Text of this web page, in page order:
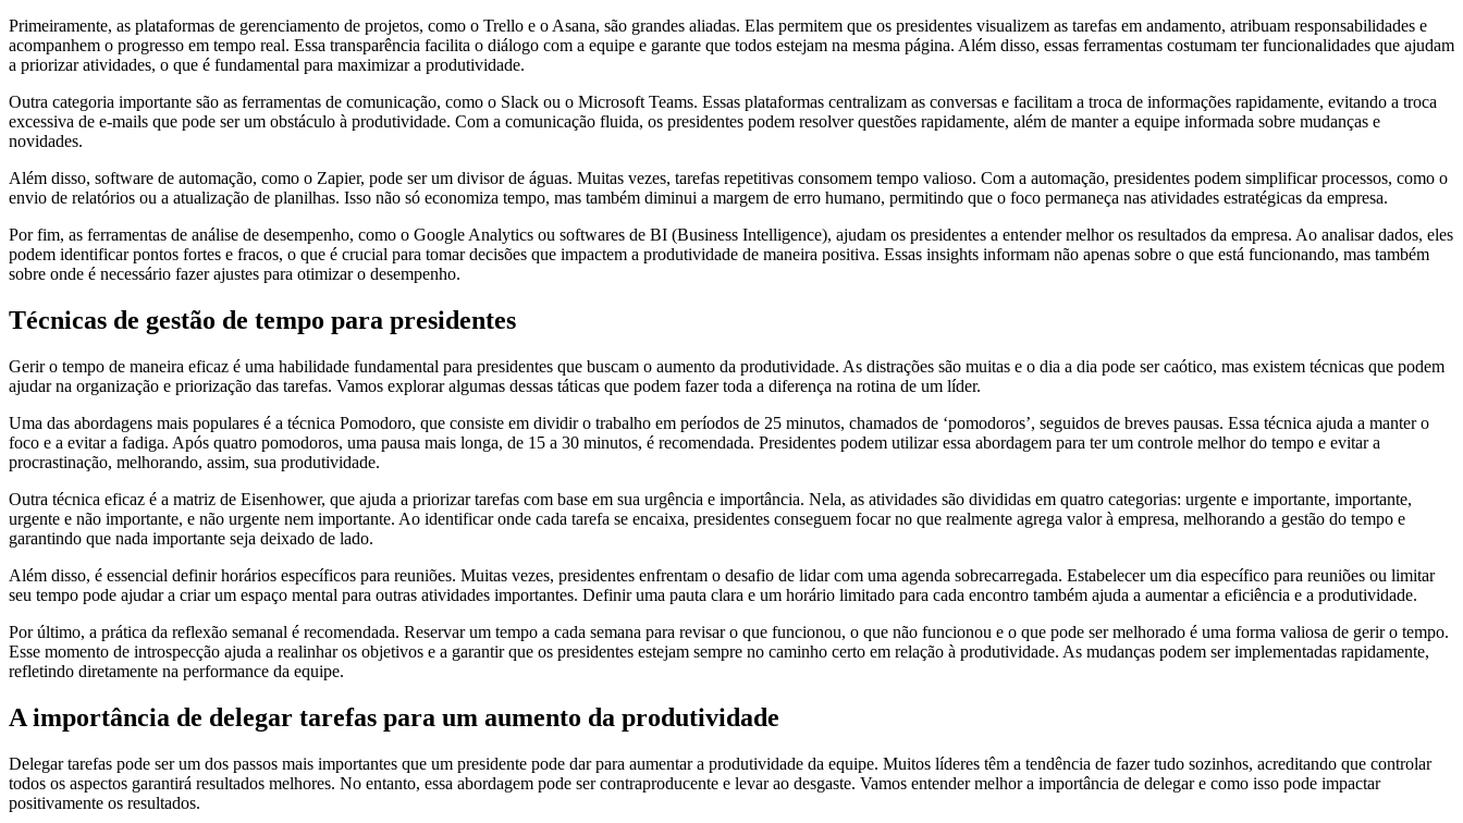
Primeiramente, as plataformas de gerenciamento de projetos, como o Trello e o Asana, são grandes aliadas. Elas permitem que os presidentes visualizem as tarefas em andamento, atribuam responsabilidades e
acompanhem o progresso em tempo real. Essa transparência facilita o diálogo com a equipe e garante que todos estejam na mesma página. Além disso, essas ferramentas costumam ter funcionalidades que ajudam
a priorizar atividades, o que é fundamental para maximizar a produtividade.
Outra categoria importante são as ferramentas de comunicação, como o Slack ou o Microsoft Teams. Essas plataformas centralizam as conversas e facilitam a troca de informações rapidamente, evitando a troca
excessiva de e-mails que pode ser um obstáculo à produtividade. Com a comunicação fluida, os presidentes podem resolver questões rapidamente, além de manter a equipe informada sobre mudanças e
novidades.
Além disso, software de automação, como o Zapier, pode ser um divisor de águas. Muitas vezes, tarefas repetitivas consomem tempo valioso. Com a automação, presidentes podem simplificar processos, como o
envio de relatórios ou a atualização de planilhas. Isso não só economiza tempo, mas também diminui a margem de erro humano, permitindo que o foco permaneça nas atividades estratégicas da empresa.
Por fim, as ferramentas de análise de desempenho, como o Google Analytics ou softwares de BI (Business Intelligence), ajudam os presidentes a entender melhor os resultados da empresa. Ao analisar dados, eles
podem identificar pontos fortes e fracos, o que é crucial para tomar decisões que impactem a produtividade de maneira positiva. Essas insights informam não apenas sobre o que está funcionando, mas também
sobre onde é necessário fazer ajustes para otimizar o desempenho.
Técnicas de gestão de tempo para presidentes
Gerir o tempo de maneira eficaz é uma habilidade fundamental para presidentes que buscam o aumento da produtividade. As distrações são muitas e o dia a dia pode ser caótico, mas existem técnicas que podem
ajudar na organização e priorização das tarefas. Vamos explorar algumas dessas táticas que podem fazer toda a diferença na rotina de um líder.
Uma das abordagens mais populares é a técnica Pomodoro, que consiste em dividir o trabalho em períodos de 25 minutos, chamados de ‘pomodoros’, seguidos de breves pausas. Essa técnica ajuda a manter o
foco e a evitar a fadiga. Após quatro pomodoros, uma pausa mais longa, de 15 a 30 minutos, é recomendada. Presidentes podem utilizar essa abordagem para ter um controle melhor do tempo e evitar a
procrastinação, melhorando, assim, sua produtividade.
Outra técnica eficaz é a matriz de Eisenhower, que ajuda a priorizar tarefas com base em sua urgência e importância. Nela, as atividades são divididas em quatro categorias: urgente e importante, importante,
urgente e não importante, e não urgente nem importante. Ao identificar onde cada tarefa se encaixa, presidentes conseguem focar no que realmente agrega valor à empresa, melhorando a gestão do tempo e
garantindo que nada importante seja deixado de lado.
Além disso, é essencial definir horários específicos para reuniões. Muitas vezes, presidentes enfrentam o desafio de lidar com uma agenda sobrecarregada. Estabelecer um dia específico para reuniões ou limitar
seu tempo pode ajudar a criar um espaço mental para outras atividades importantes. Definir uma pauta clara e um horário limitado para cada encontro também ajuda a aumentar a eficiência e a produtividade.
Por último, a prática da reflexão semanal é recomendada. Reservar um tempo a cada semana para revisar o que funcionou, o que não funcionou e o que pode ser melhorado é uma forma valiosa de gerir o tempo.
Esse momento de introspecção ajuda a realinhar os objetivos e a garantir que os presidentes estejam sempre no caminho certo em relação à produtividade. As mudanças podem ser implementadas rapidamente,
refletindo diretamente na performance da equipe.
A importância de delegar tarefas para um aumento da produtividade
Delegar tarefas pode ser um dos passos mais importantes que um presidente pode dar para aumentar a produtividade da equipe. Muitos líderes têm a tendência de fazer tudo sozinhos, acreditando que controlar
todos os aspectos garantirá resultados melhores. No entanto, essa abordagem pode ser contraproducente e levar ao desgaste. Vamos entender melhor a importância de delegar e como isso pode impactar
positivamente os resultados.